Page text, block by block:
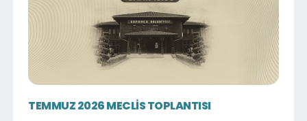
TEMMUZ 2026 MECLİS TOPLANTISI